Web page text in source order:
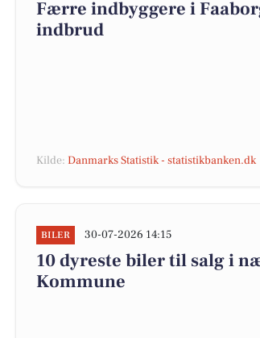
Færre indbyggere i
indbrud
Kilde: Danmarks Statistik - statistikbanken.dk
BILER 30-07-2026 14:15
10 dyreste biler til salg i
Kommune